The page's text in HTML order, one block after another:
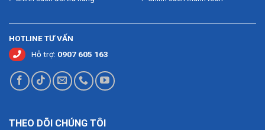
HOTLINE TƯ VẤN
Hỗ trợ: 0907 605 163
THEO DÕI CHÚNG TÔI